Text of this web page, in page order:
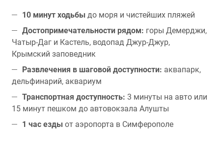
10 минут ходьбы до моря и чистейших пляжей
Достопримечательности рядом: горы Демерджи,
Чатыр-Даг и Кастель, водопад Джур-Джур,
Крымский заповедник
Развлечения в шаговой доступности: аквапарк,
дельфинарий, аквариум
Транспортная доступность: 3 минуты на авто или
15 минут пешком до автовокзала Алушты
1 час езды от аэропорта в Симферополе